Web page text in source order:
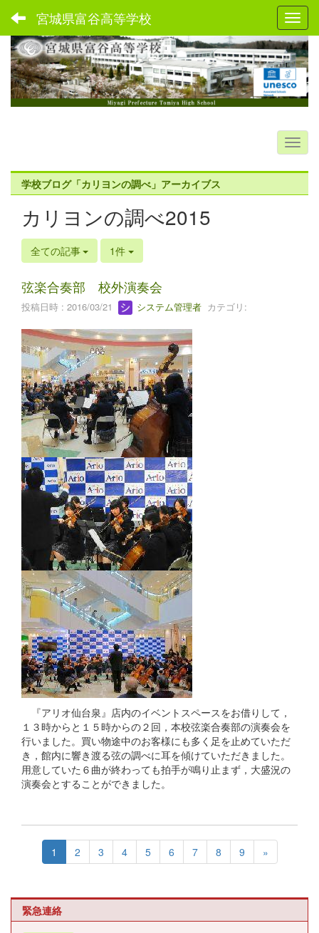
宮城県富谷高等学校
学校ブログ「カリヨンの調べ」アーカイブス
カリヨンの調べ2015
全ての記事 1件
弦楽合奏部 校外演奏会
投稿日時 : 2016/03/21 システム管理者 カテゴリ:
『アリオ仙台泉』店内のイベントスペースをお借りして，
１３時からと１５時からの２回，本校弦楽合奏部の演奏会を
行いました。買い物途中のお客様にも多く足を止めていただ
き，館内に響き渡る弦の調べに耳を傾けていただきました。
用意していた６曲が終わっても拍手が鳴り止まず，大盛況の
演奏会とすることができました。
1 2 3 4 5 6 7 8 9 »
緊急連絡